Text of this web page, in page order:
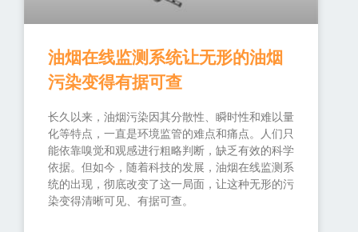
油烟在线监测系统让无形的油烟
污染变得有据可查
长久以来，油烟污染因其分散性、瞬时性和难以量
化等特点，一直是环境监管的难点和痛点。人们只
能依靠嗅觉和观感进行粗略判断，缺乏有效的科学
依据。但如今，随着科技的发展，油烟在线监测系
统的出现，彻底改变了这一局面，让这种无形的污
染变得清晰可见、有据可查。